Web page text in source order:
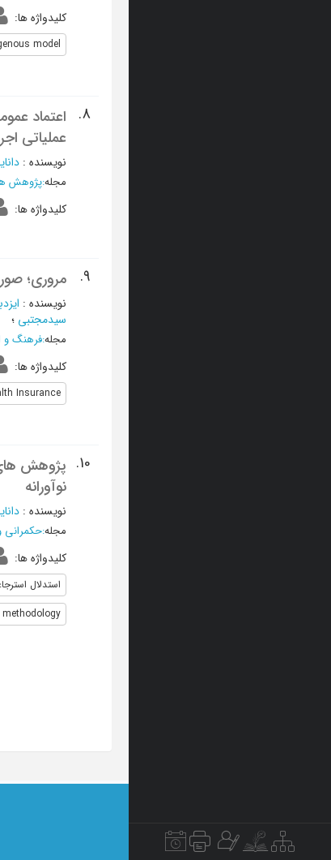
کلیدواژه ها:
model
8.
اعتماد
عملیاتی
نویسنده :
مجله:پژوهش
کلیدواژه ها:
9. مروری؛
نویسنده :
سیدمجتبی ؛
مجله:فرهنگ و
کلیدواژه ها:
Insurance
10.
پژوهش
نوآورانه
نویسنده :
مجله:حکمرانی
کلیدواژه ها:
استدلال
methodology